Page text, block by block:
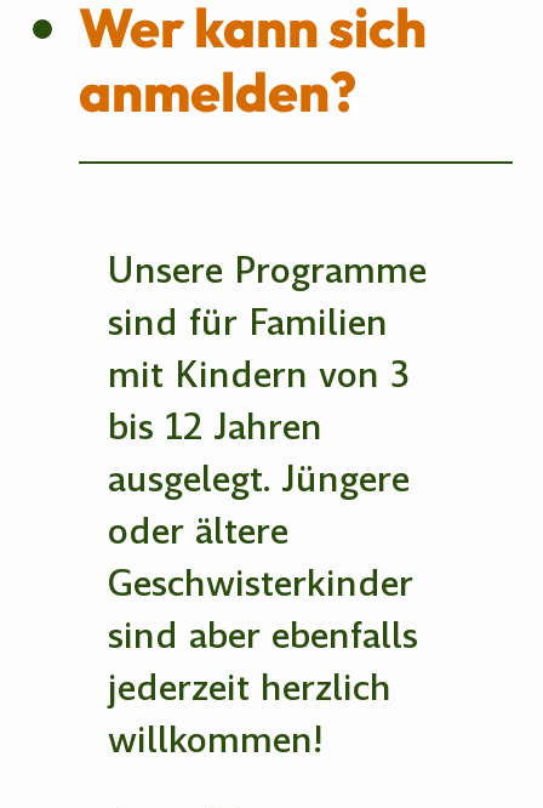
Wer kann sich
anmelden?
Unsere Programme
sind für Familien
mit Kindern von 3
bis 12 Jahren
ausgelegt. Jüngere
oder ältere
Geschwisterkinder
sind aber ebenfalls
jederzeit herzlich
willkommen!